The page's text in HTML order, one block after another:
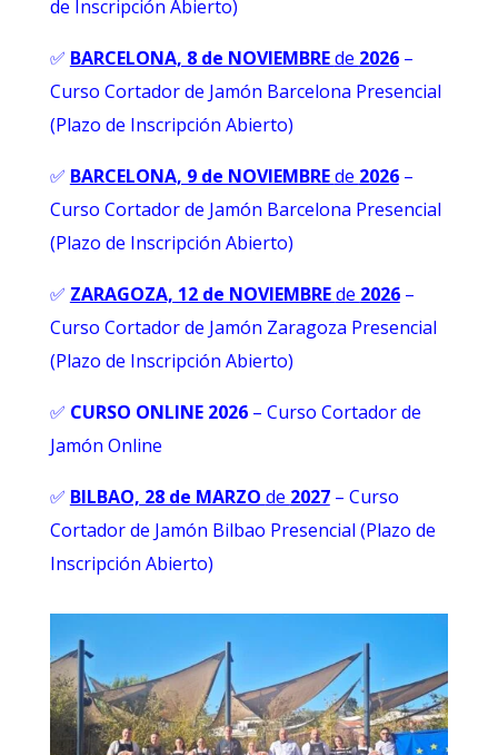
de Inscripción Abierto)
✅ BARCELONA, 8 de NOVIEMBREde 2026–
Curso Cortador de Jamón Barcelona Presencial
(Plazo de Inscripción Abierto)
✅ BARCELONA, 9 de NOVIEMBREde 2026–
Curso Cortador de Jamón Barcelona Presencial
(Plazo de Inscripción Abierto)
✅ ZARAGOZA, 12 de NOVIEMBREde 2026–
Curso Cortador de Jamón Zaragoza Presencial
(Plazo de Inscripción Abierto)
✅ CURSO ONLINE 2026– Curso Cortador de
Jamón Online
✅ BILBAO, 28 de MARZO de 2027– Curso
Cortador de Jamón Bilbao Presencial (Plazo de
Inscripción Abierto)